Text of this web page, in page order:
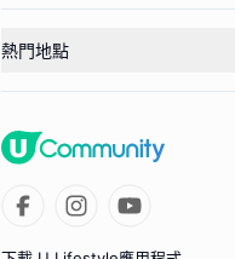
熱門地點